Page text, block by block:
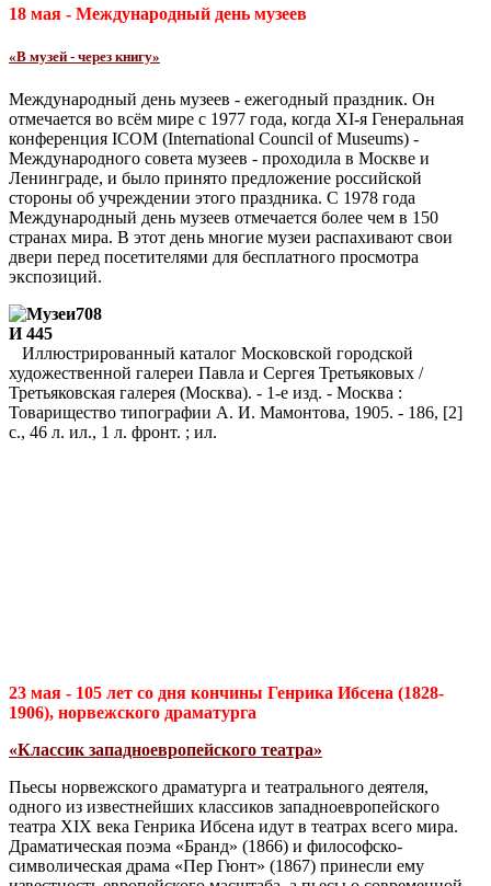
18 мая - Международный день музеев
«В музей - через книгу»
Международный день музеев - ежегодный праздник. Он
отмечается во всём мире с 1977 года, когда XI-я Генеральная
конференция ICOM (International Council of Museums) -
Международного совета музеев - проходила в Москве и
Ленинграде, и было принято предложение российской
стороны об учреждении этого праздника. С 1978 года
Международный день музеев отмечается более чем в 150
странах мира. В этот день многие музеи распахивают свои
двери перед посетителями для бесплатного просмотра
экспозиций.
708
И 445
Иллюстрированный каталог Московской городской
художественной галереи Павла и Сергея Третьяковых /
Третьяковская галерея (Москва). - 1-е изд. - Москва :
Товарищество типографии А. И. Мамонтова, 1905. - 186, [2]
с., 46 л. ил., 1 л. фронт. ; ил.
23 мая - 105 лет со дня кончины Генрика Ибсена (1828-
1906), норвежского драматурга
«Классик западноевропейского театра»
Пьесы норвежского драматурга и театрального деятеля,
одного из известнейших классиков западноевропейского
театра XIX века Генрика Ибсена идут в театрах всего мира.
Драматическая поэма «Бранд» (1866) и философско-
символическая драма «Пер Гюнт» (1867) принесли ему